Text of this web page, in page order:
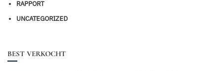
RAPPORT
UNCATEGORIZED
BEST VERKOCHT